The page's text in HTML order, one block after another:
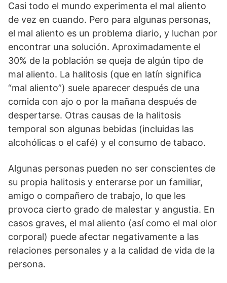
Casi todo el mundo experimenta el mal aliento
de vez en cuando. Pero para algunas personas,
el mal aliento es un problema diario, y luchan por
encontrar una solución. Aproximadamente el
30% de la población se queja de algún tipo de
mal aliento. La halitosis (que en latín significa
“mal aliento”) suele aparecer después de una
comida con ajo o por la mañana después de
despertarse. Otras causas de la halitosis
temporal son algunas bebidas (incluidas las
alcohólicas o el café) y el consumo de tabaco.
Algunas personas pueden no ser conscientes de
su propia halitosis y enterarse por un familiar,
amigo o compañero de trabajo, lo que les
provoca cierto grado de malestar y angustia. En
casos graves, el mal aliento (así como el mal olor
corporal) puede afectar negativamente a las
relaciones personales y a la calidad de vida de la
persona.